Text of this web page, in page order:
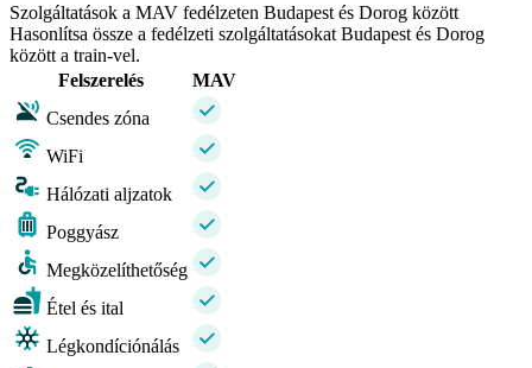
Szolgáltatások a MAV fedélzeten Budapest és Dorog között
Hasonlítsa össze a fedélzeti szolgáltatásokat Budapest és Dorog
között a train-vel.
Felszerelés
MAV
Csendes zóna
WiFi
Hálózati aljzatok
Poggyász
Megközelíthetőség
Étel és ital
Légkondíciónálás